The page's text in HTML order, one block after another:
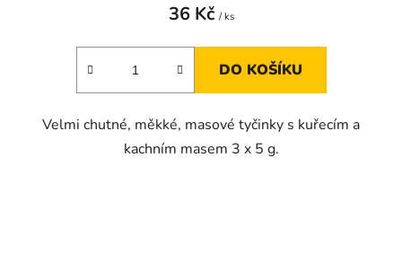
36 Kč / ks
DO KOŠÍKU
Velmi chutné, měkké, masové tyčinky s kuřecím a
kachním masem 3 x 5 g.